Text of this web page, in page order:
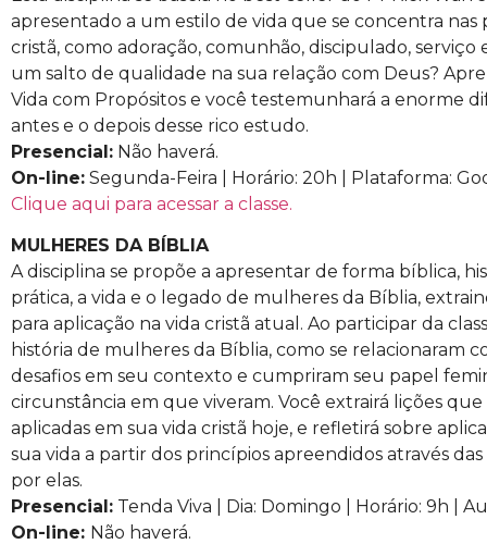
apresentado a um estilo de vida que se concentra nas
cristã, como adoração, comunhão, discipulado, serviço
um salto de qualidade na sua relação com Deus?
Vida com Propósitos e você testemunhará a enorme
antes e o depois desse rico estudo.
Presencial: Não haverá.
On-line: Segunda-Feira | Horário: 20h | Plataforma:
Clique aqui para acessar a classe.
MULHERES DA BÍBLIA
A disciplina se propõe a apresentar de forma bíblica,
prática, a vida e o legado de mulheres da Bíblia,
para aplicação na vida cristã atual. Ao participar da
história de mulheres da Bíblia, como se relacionaram
desafios em seu contexto e cumpriram seu papel
circunstância em que viveram. Você extrairá lições
aplicadas em sua vida cristã hoje, e refletirá sobre
sua vida a partir dos princípios apreendidos através das
por elas.
Presencial: Tenda Viva | Dia: Domingo | Horário: 9h |
On-line: Não haverá.